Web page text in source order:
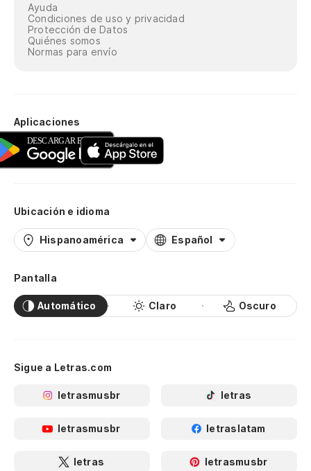
Ayuda
Condiciones de uso y privacidad
Protección de Datos
Quiénes somos
Normas para envío
Aplicaciones
Ubicación e idioma
Hispanoamérica Español
Pantalla
Automático Claro Oscuro
Sigue a Letras.com
letrasmusbr letras
letrasmusbr letraslatam
letras letrasmusbr